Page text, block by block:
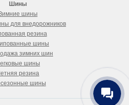
Шины
шины
для внедорожников
резина
шины
зимних шин
шины
резина
шины